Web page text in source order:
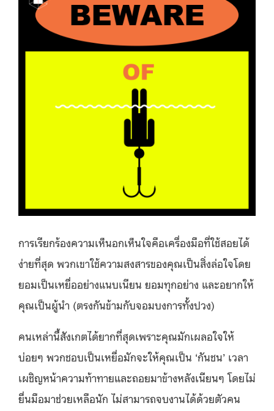
การเรียกร้องความเห็นอกเห็นใจคือเครื่องมือที่ใช้สอยได้
ง่ายที่สุด พวกเขาใช้ความสงสารของคุณเป็นสิ่งล่อใจโดย
ยอมเป็นเหยื่ออย่างแนบเนียน ยอมทุกอย่าง และอยากให้
คุณเป็นผู้นำ (ตรงกันข้ามกับจอมบงการทั้งปวง)
คนเหล่านี้สังเกตได้ยากที่สุดเพราะคุณมักเผลอใจให้
บ่อยๆ พวกชอบเป็นเหยื่อมักจะให้คุณเป็น ‘กันชน’ เวลา
เผชิญหน้าความท้าทายและถอยมาข้างหลังเนียนๆ โดยไม่
ยื่นมือมาช่วยเหลือนัก ไม่สามารถจบงานได้ด้วยตัวคน